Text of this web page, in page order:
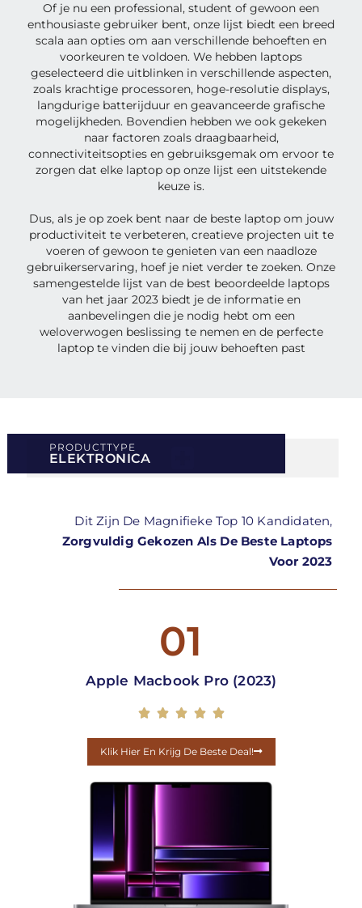
Of je nu een professional, student of gewoon een
enthousiaste gebruiker bent, onze lijst biedt een breed
scala aan opties om aan verschillende behoeften en
voorkeuren te voldoen. We hebben laptops
geselecteerd die uitblinken in verschillende aspecten,
zoals krachtige processoren, hoge-resolutie displays,
langdurige batterijduur en geavanceerde grafische
mogelijkheden. Bovendien hebben we ook gekeken
naar factoren zoals draagbaarheid,
connectiviteitsopties en gebruiksgemak om ervoor te
zorgen dat elke laptop op onze lijst een uitstekende
keuze is.
Dus, als je op zoek bent naar de beste laptop om jouw
productiviteit te verbeteren, creatieve projecten uit te
voeren of gewoon te genieten van een naadloze
gebruikerservaring, hoef je niet verder te zoeken. Onze
samengestelde lijst van de best beoordeelde laptops
van het jaar 2023 biedt je de informatie en
aanbevelingen die je nodig hebt om een
weloverwogen beslissing te nemen en de perfecte
laptop te vinden die bij jouw behoeften past
PRODUCTTYPE
ELEKTRONICA
Dit Zijn De Magnifieke Top 10 Kandidaten,
Zorgvuldig Gekozen Als De Beste Laptops
Voor 2023
01
Apple Macbook Pro (2023)
    
Klik Hier En Krijg De Beste Deal!